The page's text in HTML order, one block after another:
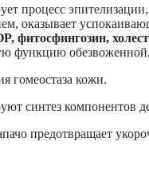
процесс
оказывает
фитосфингозин,
функцию
гомеостаза кожи.
синтез компонентов
предотвращает